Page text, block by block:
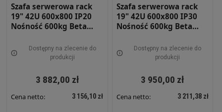
Szafa serwerowa rack
19" 42U 600x800 IP20
Nośność 600kg Beta
PERFOROWANE SZARA
BETAL-42U-68-S-DPRF
Dostępny na zlecenie do
produkcji
3 882,00 zł
Cena netto: 3 156,10 zł
Szafa serwerowa rack
19" 42U 600x800 IP30
Nośność 600kg Beta
SZARA BETAL-42U-68-S-
DS
Dostępny na zlecenie do
produkcji
3 950,00 zł
Cena netto: 3 211,38 zł